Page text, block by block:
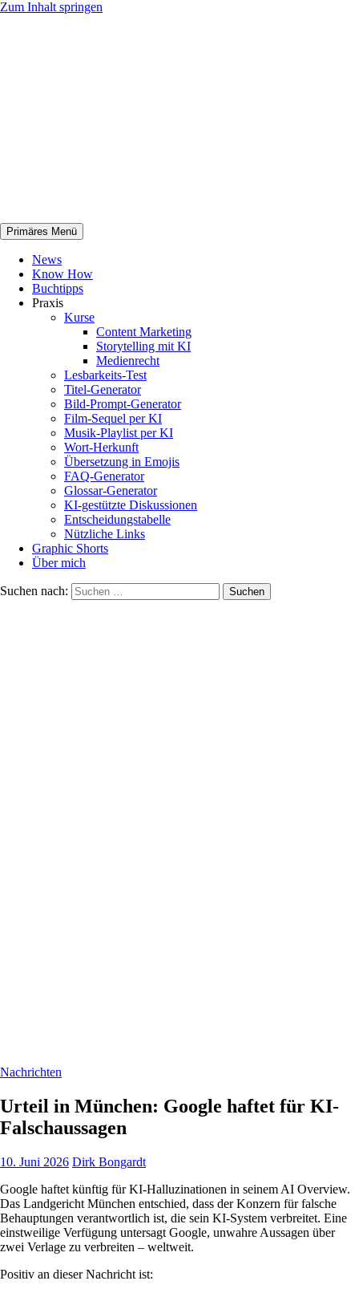
Zum Inhalt springen
netknowhow
Primäres Menü
News
Know How
Buchtipps
Praxis
Kurse
Content Marketing
Storytelling mit KI
Medienrecht
Lesbarkeits-Test
Titel-Generator
Bild-Prompt-Generator
Film-Sequel per KI
Musik-Playlist per KI
Wort-Herkunft
Übersetzung in Emojis
FAQ-Generator
Glossar-Generator
KI-gestützte Diskussionen
Entscheidungstabelle
Nützliche Links
Graphic Shorts
Über mich
Suchen nach:
Nachrichten
Urteil in München: Google haftet für KI-
Falschaussagen
10. Juni 2026 Dirk Bongardt
Google haftet künftig für KI-Halluzinationen in seinem AI Overview.
Das Landgericht München entschied, dass der Konzern für falsche
Behauptungen verantwortlich ist, die sein KI-System verbreitet. Eine
einstweilige Verfügung untersagt Google, unwahre Aussagen über
zwei Verlage zu verbreiten – weltweit.
Positiv an dieser Nachricht ist: